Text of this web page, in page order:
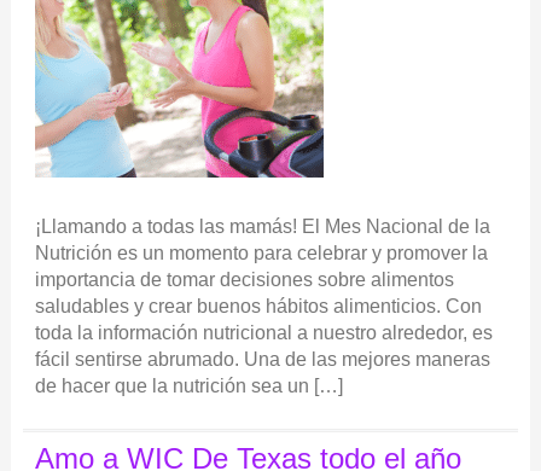
¡Llamando a todas las mamás! El Mes Nacional de la
Nutrición es un momento para celebrar y promover la
importancia de tomar decisiones sobre alimentos
saludables y crear buenos hábitos alimenticios. Con
toda la información nutricional a nuestro alrededor, es
fácil sentirse abrumado. Una de las mejores maneras
de hacer que la nutrición sea un […]
Amo a WIC De Texas todo el año